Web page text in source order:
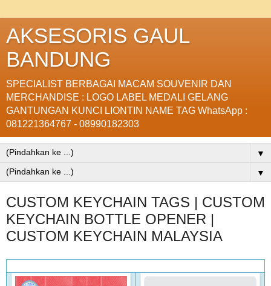
AKSESORIS GAUL
BANDUNG
SPECIALIST BERBAGAI MACAM SOUVENIR DAN
MERCHANDISE : LOGO LABEL MEDALI GELANG
GANTUNGAN KUNCI LIONTIN NAME TAG WhatsApp :
081221364767 - 08990182303
▼
▼
CUSTOM KEYCHAIN TAGS | CUSTOM
KEYCHAIN BOTTLE OPENER |
CUSTOM KEYCHAIN MALAYSIA